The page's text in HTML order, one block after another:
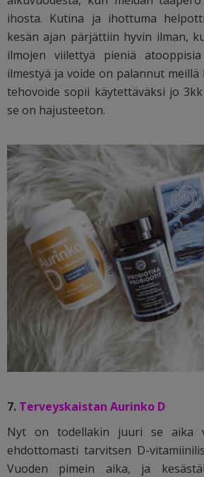
ihosta. Kutina ja ihottuma
kesän ajan pärjättiin hyvin ilman,
ilmojen viilettyä pieniä
ilmestyä ja voide on palannut meillä
tehovoide sopii käytettäväksi jo
se on hajusteeton.
7. Terveyskaistan Aurinko D
Nyt on todellakin juuri se aika
ehdottomasti tarvitsen D-
Vuoden pimein aika, ja